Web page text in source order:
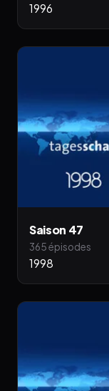
1996
Saison 47
365 épisodes
1998